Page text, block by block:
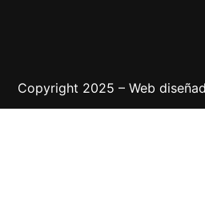
Copyright 2025 – Web